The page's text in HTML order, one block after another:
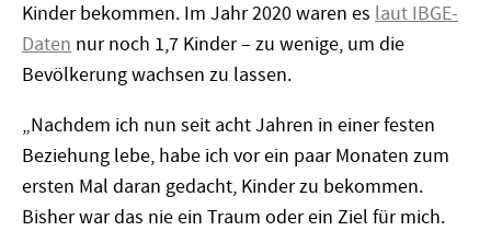
Kinder bekommen. Im Jahr 2020 waren es laut IBGE-
Daten nur noch 1,7 Kinder – zu wenige, um die
Bevölkerung wachsen zu lassen.
„Nachdem ich nun seit acht Jahren in einer festen
Beziehung lebe, habe ich vor ein paar Monaten zum
ersten Mal daran gedacht, Kinder zu bekommen.
Bisher war das nie ein Traum oder ein Ziel für mich.